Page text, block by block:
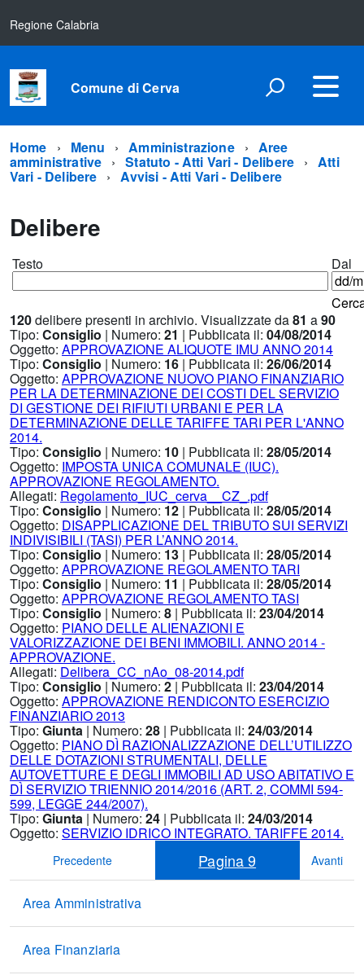
Regione Calabria
Comune di Cerva
Home Menu Amministrazione Aree
amministrative Statuto - Atti Vari - Delibere Atti
Vari - Delibere Avvisi - Atti Vari - Delibere
Delibere
Testo Dal
120delibere presenti in archivio. Visualizzate da81 a90
Tipo: Consiglio | Numero: 21 | Pubblicata il: 04/08/2014
Oggetto: APPROVAZIONE ALIQUOTE IMU ANNO 2014
Tipo: Consiglio | Numero: 16 | Pubblicata il: 26/06/2014
Oggetto: APPROVAZIONE NUOVO PIANO FINANZIARIO
PER LA DETERMINAZIONE DEI COSTI DEL SERVIZIO
DI GESTIONE DEI RIFIUTI URBANI E PER LA
DETERMINAZIONE DELLE TARIFFE TARI PER L'ANNO
2014.
Tipo: Consiglio | Numero: 10 | Pubblicata il: 28/05/2014
Oggetto: IMPOSTA UNICA COMUNALE (IUC).
APPROVAZIONE REGOLAMENTO.
Allegati: Regolamento_IUC_cerva__CZ_.pdf
Tipo: Consiglio | Numero: 12 | Pubblicata il: 28/05/2014
Oggetto: DISAPPLICAZIONE DEL TRIBUTO SUI SERVIZI
INDIVISIBILI (TASI) PER L’ANNO 2014.
Tipo: Consiglio | Numero: 13 | Pubblicata il: 28/05/2014
Oggetto: APPROVAZIONE REGOLAMENTO TARI
Tipo: Consiglio | Numero: 11 | Pubblicata il: 28/05/2014
Oggetto: APPROVAZIONE REGOLAMENTO TASI
Tipo: Consiglio | Numero: 8 | Pubblicata il: 23/04/2014
Oggetto: PIANO DELLE ALIENAZIONI E
VALORIZZAZIONE DEI BENI IMMOBILI. ANNO 2014 -
APPROVAZIONE.
Allegati: Delibera_CC_nAo_08-2014.pdf
Tipo: Consiglio | Numero: 2 | Pubblicata il: 23/04/2014
Oggetto: APPROVAZIONE RENDICONTO ESERCIZIO
FINANZIARIO 2013
Tipo: Giunta | Numero: 28 | Pubblicata il: 24/03/2014
Oggetto: PIANO DÌ RAZIONALIZZAZIONE DELL’UTILIZZO
DELLE DOTAZIONI STRUMENTALI, DELLE
AUTOVETTURE E DEGLI IMMOBILI AD USO ABITATIVO E
DÌ SERVIZIO TRIENNIO 2014/2016 (ART. 2, COMMI 594-
599, LEGGE 244/2007).
Tipo: Giunta | Numero: 24 | Pubblicata il: 24/03/2014
Oggetto: SERVIZIO IDRICO INTEGRATO. TARIFFE 2014.
Precedente Pagina9 Avanti
Area Amministrativa
Area Finanziaria